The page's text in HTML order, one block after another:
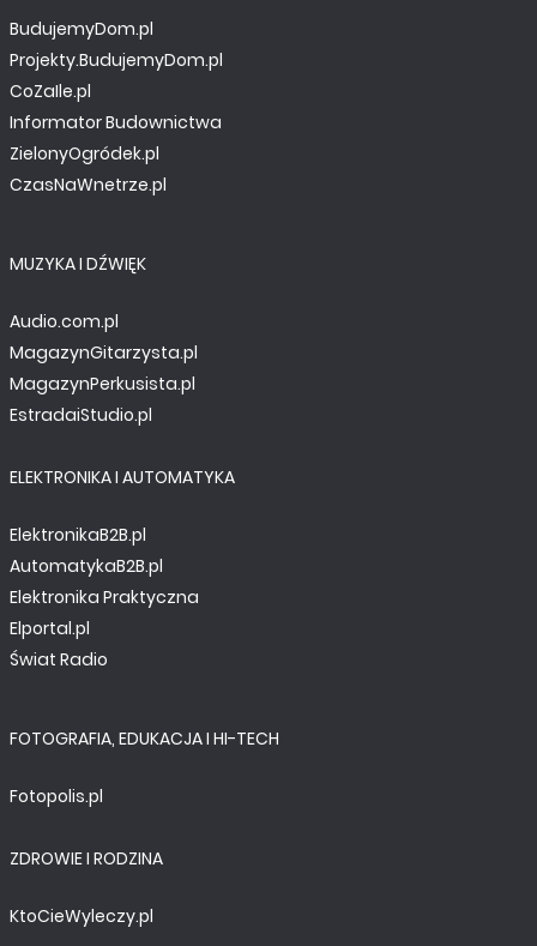
BudujemyDom.pl
Projekty.BudujemyDom.pl
CoZaIle.pl
Informator Budownictwa
ZielonyOgródek.pl
CzasNaWnetrze.pl
MUZYKA I DŹWIĘK
Audio.com.pl
MagazynGitarzysta.pl
MagazynPerkusista.pl
EstradaiStudio.pl
ELEKTRONIKA I AUTOMATYKA
ElektronikaB2B.pl
AutomatykaB2B.pl
Elektronika Praktyczna
Elportal.pl
Świat Radio
FOTOGRAFIA, EDUKACJA I HI-TECH
Fotopolis.pl
ZDROWIE I RODZINA
KtoCieWyleczy.pl